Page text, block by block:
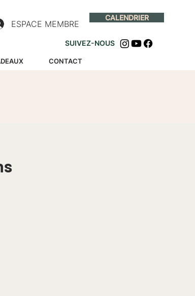
ESPACE MEMBRE
CALENDRIER
SUIVEZ-NOUS
CONTACT